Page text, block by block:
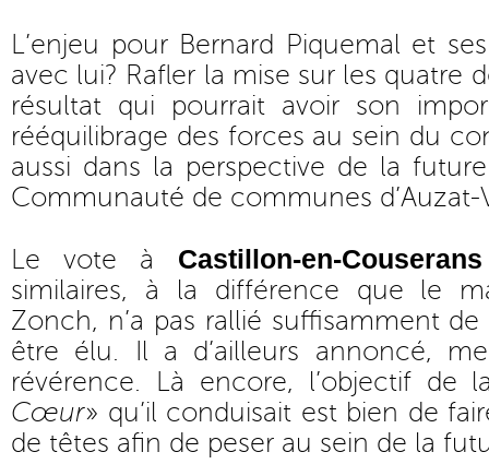
L’enjeu pour Bernard Piquemal et
avec lui? Rafler la mise sur les quatre
résultat qui pourrait avoir son
rééquilibrage des forces au sein du
aussi dans la perspective de la
Communauté de communes d’Auzat-
Le vote à Castillon-en-Couserans
similaires, à la différence que le
Zonch, n’a pas rallié suffisamment
être élu. Il a d’ailleurs annoncé,
révérence. Là encore, l’objectif de
Cœur» qu’il conduisait est bien de
de têtes afin de peser au sein de la